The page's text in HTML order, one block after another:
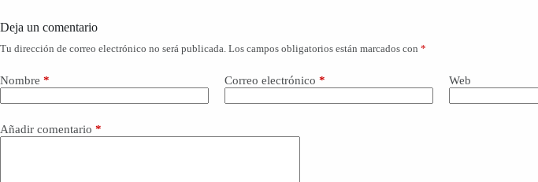
Deja un comentario
Tu dirección de correo electrónico no será publicada. Los campos obligatorios están marcados con *
Nombre * Correo electrónico * Web
Añadir comentario *